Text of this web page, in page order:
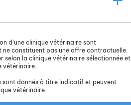
d’une clinique vétérinaire sont
constituent pas une offre contractuelle.
selon la clinique vétérinaire sélectionnée et
vétérinaire.
sont donnés à titre indicatif et peuvent
vétérinaire.